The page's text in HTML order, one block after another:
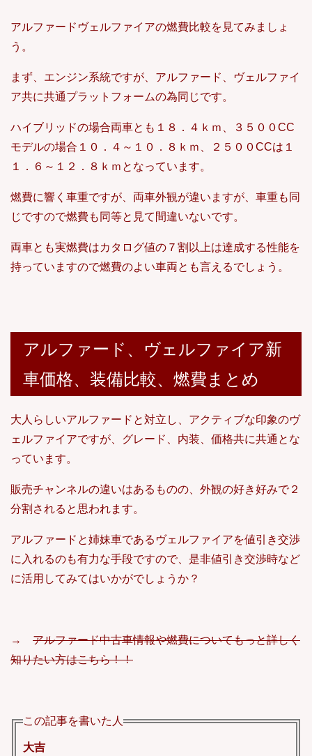
アルファードヴェルファイアの燃費比較を見てみましょ
う。
まず、エンジン系統ですが、アルファード、ヴェルファイ
ア共に共通プラットフォームの為同じです。
ハイブリッドの場合両車とも１８．４ｋｍ、３５００CC
モデルの場合１０．４～１０．８ｋｍ、２５００CCは１
１．６～１２．８ｋｍとなっています。
燃費に響く車重ですが、両車外観が違いますが、車重も同
じですので燃費も同等と見て間違いないです。
両車とも実燃費はカタログ値の７割以上は達成する性能を
持っていますので燃費のよい車両とも言えるでしょう。
アルファード、ヴェルファイア新
車価格、装備比較、燃費まとめ
大人らしいアルファードと対立し、アクティブな印象のヴ
ェルファイアですが、グレード、内装、価格共に共通とな
っています。
販売チャンネルの違いはあるものの、外観の好き好みで２
分割されると思われます。
アルファードと姉妹車であるヴェルファイアを値引き交渉
に入れるのも有力な手段ですので、是非値引き交渉時など
に活用してみてはいかがでしょうか？
→
アルファード中古車情報や燃費についてもっと詳しく
知りたい方はこちら！！
この記事を書いた人
大吉